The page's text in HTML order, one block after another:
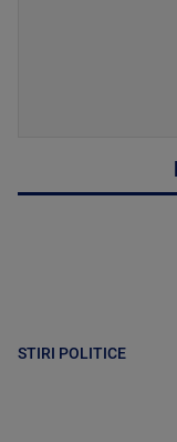
STIRI POLITICE